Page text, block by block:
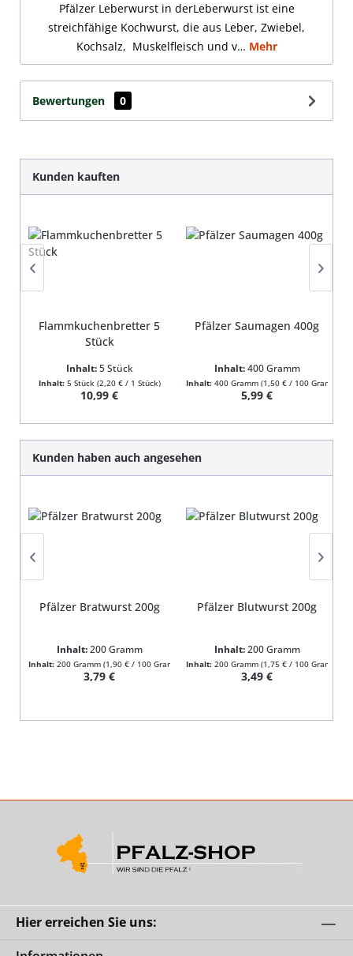
Pfälzer Leberwurst in derLeberwurst ist eine
streichfähige Kochwurst, die aus Leber, Zwiebel,
Kochsalz, Muskelfleisch und v… Mehr
Bewertungen 0
Kunden kauften
Flammkuchenbretter 5
Stück
Inhalt:5 Stück
Inhalt: 5 Stück (2,20 € / 1 Stück)
Regulärer Preis:
10,99 €
Pfälzer Saumagen 400g
Inhalt:400 Gramm
Inhalt: 400 Gramm (1,50 € / 100 Gramm)
Regulärer Preis:
5,99 €
Kunden haben auch angesehen
Pfälzer Bratwurst 200g
Inhalt:200 Gramm
Inhalt: 200 Gramm (1,90 € / 100 Gramm)
Regulärer Preis:
3,79 €
Pfälzer Blutwurst 200g
Inhalt:200 Gramm
Inhalt: 200 Gramm (1,75 € / 100 Gramm)
Regulärer Preis:
3,49 €
Hier erreichen Sie uns: